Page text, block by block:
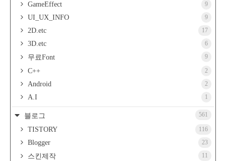
GameEffect 9
UI_UX_INFO 9
2D.etc 17
3D.etc 6
무료Font 9
C++ 2
Android 2
A.I 1
블로그 561
TISTORY 116
Blogger 23
스킨제작 11